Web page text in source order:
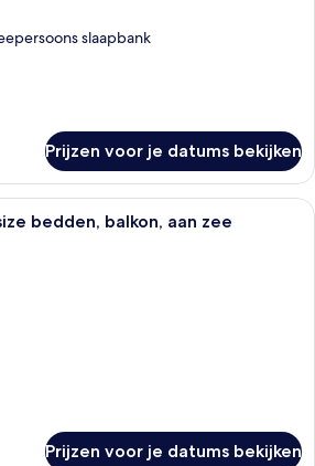
slaapbank
Prijzen voor je datums bekijken
Een balkon met uitzicht op zee en
bedden, balkon, aan zee
Prijzen voor je datums bekijken